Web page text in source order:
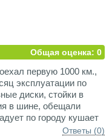
Общая оценка: 0
первую 1000 км.,
эксплуатации по
диски, стойки в
в шине, обещали
по городу кушает
купивших машины в
Ответы (0)